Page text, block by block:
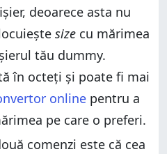
deoarece asta nu
size cu mărimea
tău dummy.
în octeți și poate fi mai
online pentru a
pe care o preferi.
comenzi este că cea